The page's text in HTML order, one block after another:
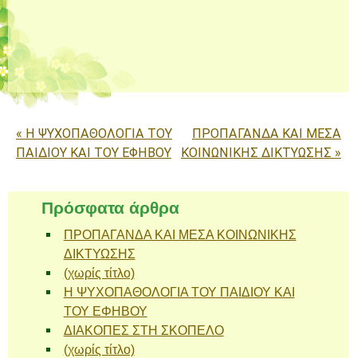
Πλοήγηση άρθρων
« Η ΨΥΧΟΠΑΘΟΛΟΓΙΑ ΤΟΥ
ΠΑΙΔΙΟΥ ΚΑΙ ΤΟΥ ΕΦΗΒΟΥ
ΠΡΟΠΑΓΑΝΔΑ ΚΑΙ ΜΕΣΑ
ΚΟΙΝΩΝΙΚΗΣ ΔΙΚΤΥΩΣΗΣ »
Πρόσφατα άρθρα
ΠΡΟΠΑΓΑΝΔΑ ΚΑΙ ΜΕΣΑ ΚΟΙΝΩΝΙΚΗΣ
ΔΙΚΤΥΩΣΗΣ
(χωρίς τίτλο)
Η ΨΥΧΟΠΑΘΟΛΟΓΙΑ ΤΟΥ ΠΑΙΔΙΟΥ ΚΑΙ
ΤΟΥ ΕΦΗΒΟΥ
ΔΙΑΚΟΠΕΣ ΣΤΗ ΣΚΟΠΕΛΟ
(χωρίς τίτλο)